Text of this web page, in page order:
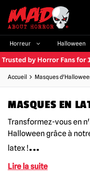
Horreur Halloween
Accueil Masques
MASQUES EN
Transformez-vous en
Halloween grâce à
latex !...
Lire la suite